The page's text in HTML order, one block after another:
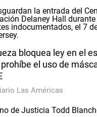
bloquea ley en el
el uso de
Las Américas